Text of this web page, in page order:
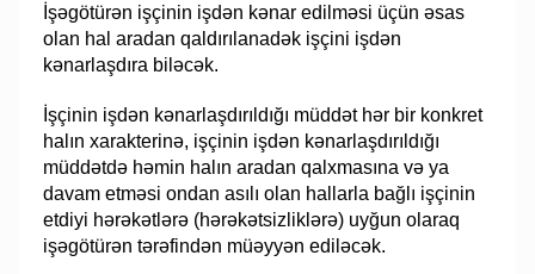
İşəgötürən işçinin işdən kənar edilməsi üçün əsas
olan hal aradan qaldırılanadək işçini işdən
kənarlaşdıra biləcək.
İşçinin işdən kənarlaşdırıldığı müddət hər bir konkret
halın xarakterinə, işçinin işdən kənarlaşdırıldığı
müddətdə həmin halın aradan qalxmasına və ya
davam etməsi ondan asılı olan hallarla bağlı işçinin
etdiyi hərəkətlərə (hərəkətsizliklərə) uyğun olaraq
işəgötürən tərəfindən müəyyən ediləcək.